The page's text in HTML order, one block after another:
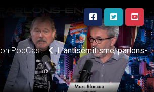
PodCast
L'antisémitisme, parlons-